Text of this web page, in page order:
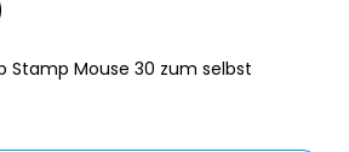
Stamp Mouse 30 zum selbst